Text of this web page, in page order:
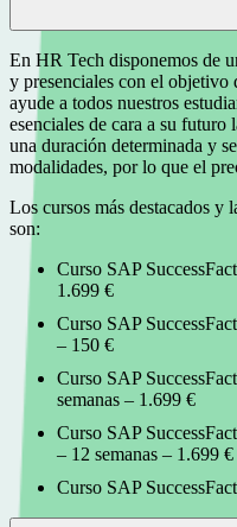
En HR Tech disponemos de
y presenciales con el
ayude a todos nuestros
esenciales de cara a su futuro
una duración determinada y
modalidades, por lo que el
Los cursos más destacados y
son:
Curso SAP
1.699 €
Curso SAP
– 150 €
Curso SAP
semanas – 1.699 €
Curso SAP
– 12 semanas – 1.699 €
Curso SAP